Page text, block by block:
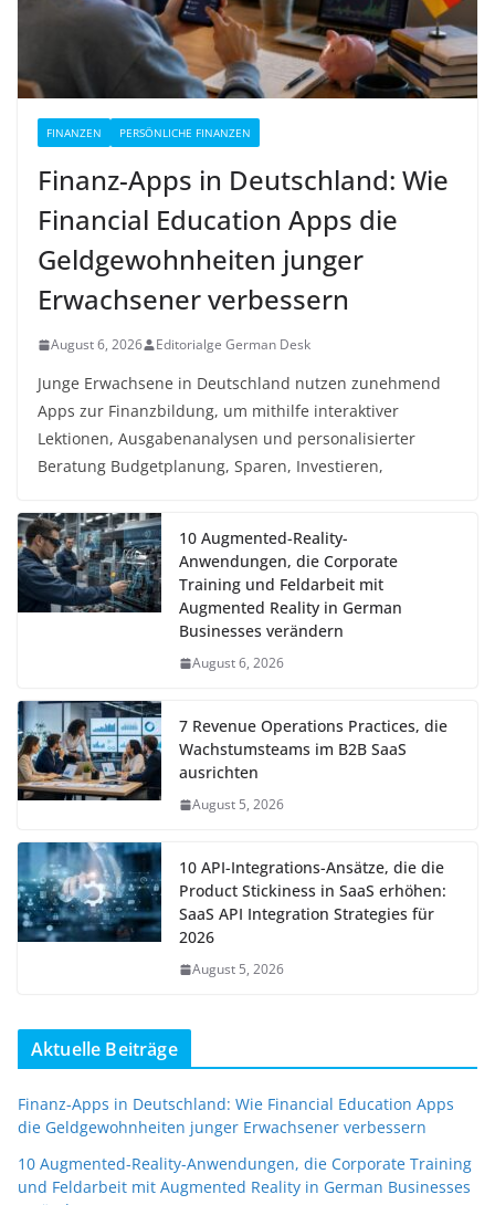
FINANZEN PERSÖNLICHE FINANZEN
Finanz-Apps in Deutschland: Wie
Financial Education Apps die
Geldgewohnheiten junger
Erwachsener verbessern
August 6, 2026 Editorialge German Desk
Junge Erwachsene in Deutschland nutzen zunehmend
Apps zur Finanzbildung, um mithilfe interaktiver
Lektionen, Ausgabenanalysen und personalisierter
Beratung Budgetplanung, Sparen, Investieren,
10 Augmented-Reality-
Anwendungen, die Corporate
Training und Feldarbeit mit
Augmented Reality in German
Businesses verändern
August 6, 2026
7 Revenue Operations Practices, die
Wachstumsteams im B2B SaaS
ausrichten
August 5, 2026
10 API-Integrations-Ansätze, die die
Product Stickiness in SaaS erhöhen:
SaaS API Integration Strategies für
2026
August 5, 2026
Aktuelle Beiträge
Finanz-Apps in Deutschland: Wie Financial Education Apps
die Geldgewohnheiten junger Erwachsener verbessern
10 Augmented-Reality-Anwendungen, die Corporate Training
und Feldarbeit mit Augmented Reality in German Businesses